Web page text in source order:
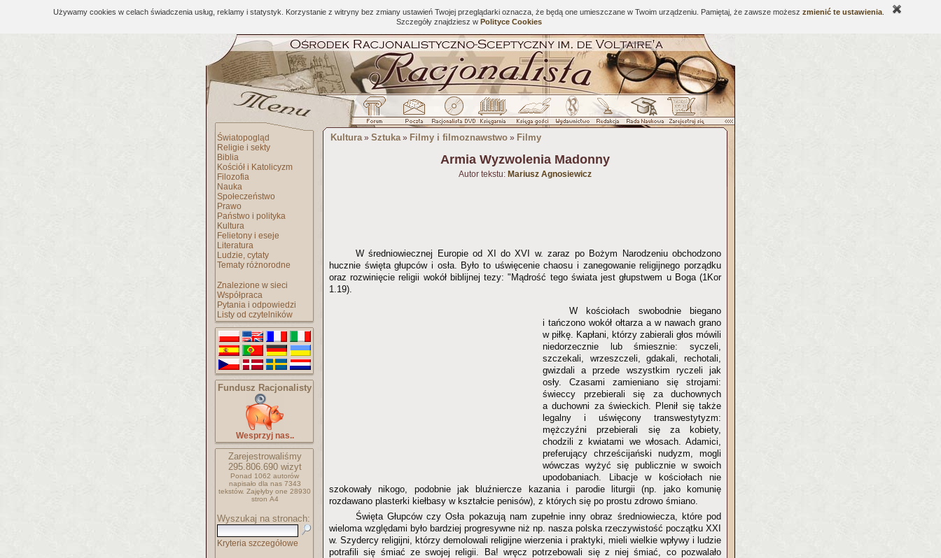
Używamy cookies w celach świadczenia usług, reklamy i statystyk. Korzystanie z witryny bez zmiany ustawień Twojej przeglądarki oznacza, że będą one umieszczane w Twoim urządzeniu. Pamiętaj, że zawsze możesz zmienić te ustawienia
Szczegóły znajdziesz w Polityce Cookies
Światopogląd
Religie i sekty
Biblia
Kościół i Katolicyzm
Filozofia
Nauka
Społeczeństwo
Prawo
Państwo i polityka
Kultura
Felietony i eseje
Literatura
Ludzie, cytaty
Tematy różnorodne
Znalezione w sieci
Współpraca
Pytania i odpowiedzi
Listy od czytelników
Fundusz Racjonalisty
Wesprzyj nas..
Zarejestrowaliśmy
295.806.690wizyt
Ponad 1062 autorów
napisało dla nas 7343
tekstów. Zajęłyby one 28930
stron A4
Wyszukaj na stronach:
Kryteria szczegółowe
Kultura» Sztuka» Filmy i filmoznawstwo » Filmy
Armia Wyzwolenia Madonny
Autor tekstu: Mariusz Agnosiewicz
W średniowiecznej Europie od XI do XVI w. zaraz po Bożym Narodzeniu obchodzono
hucznie święta głupców i osła. Było to uświęcenie chaosu i zanegowanie religijnego porządku
oraz rozwinięcie religii wokół biblijnej tezy: "Mądrość tego świata jest głupstwem u Boga (1Kor
1.19).
W kościołach swobodnie biegano
i tańczono wokół ołtarza a w nawach grano
w piłkę. Kapłani, którzy zabierali głos mówili
niedorzecznie lub śmiesznie: syczeli,
szczekali, wrzeszczeli, gdakali, rechotali,
gwizdali a przede wszystkim ryczeli jak
osły. Czasami zamieniano się strojami:
świeccy przebierali się za duchownych
a duchowni za świeckich. Plenił się także
legalny i uświęcony transwestytyzm:
mężczyźni przebierali się za kobiety,
chodzili z kwiatami we włosach. Adamici,
preferujący chrześcijański nudyzm, mogli
wówczas wyżyć się publicznie w swoich
upodobaniach. Libacje w kościołach nie
szokowały nikogo, podobnie jak bluźniercze kazania i parodie liturgii (np. jako komunię
rozdawano plasterki kiełbasy w kształcie penisów), z których się po prostu zdrowo śmiano.
Święta Głupców czy Osła pokazują nam zupełnie inny obraz średniowiecza, które pod
wieloma względami było bardziej progresywne niż np. nasza polska rzeczywistość początku XXI
w. Szydercy religijni, którzy demolowali religijne wierzenia i praktyki, mieli wielkie wpływy i ludzie
potrafili się śmiać ze swojej religii. Ba! wręcz potrzebowali się z niej śmiać, co pozwalało